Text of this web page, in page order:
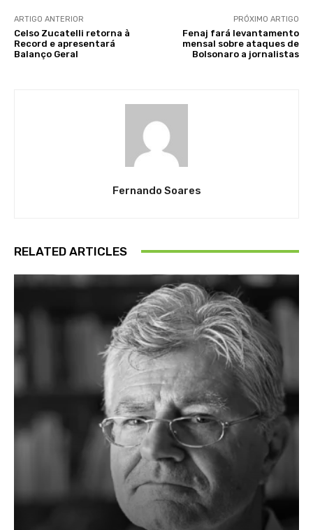
ARTIGO ANTERIOR
Celso Zucatelli retorna à
Record e apresentará
Balanço Geral
PRÓXIMO ARTIGO
Fenaj fará levantamento
mensal sobre ataques de
Bolsonaro a jornalistas
Fernando Soares
RELATED ARTICLES